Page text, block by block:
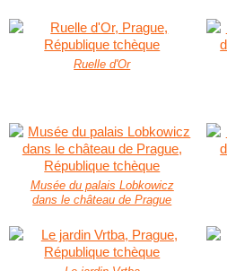
Ruelle d'Or
Musée du palais Lobkowicz
dans le château de Prague